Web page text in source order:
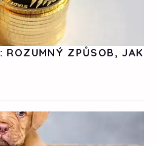
ROZUMNÝ ZPŮSOB, JAK